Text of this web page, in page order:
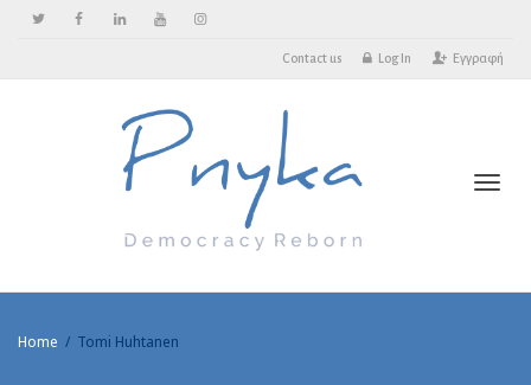
Contact us Log In Εγγραφή
Home Tomi Huhtanen